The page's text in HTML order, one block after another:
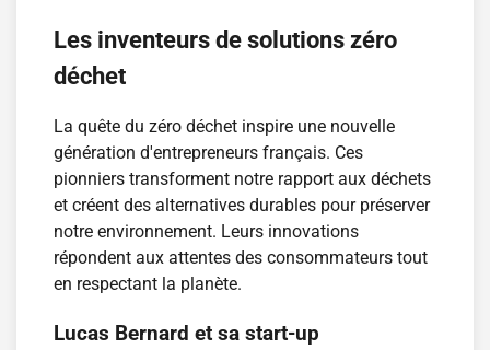
Les inventeurs de solutions zéro
déchet
La quête du zéro déchet inspire une nouvelle
génération d'entrepreneurs français. Ces
pionniers transforment notre rapport aux déchets
et créent des alternatives durables pour préserver
notre environnement. Leurs innovations
répondent aux attentes des consommateurs tout
en respectant la planète.
Lucas Bernard et sa start-up